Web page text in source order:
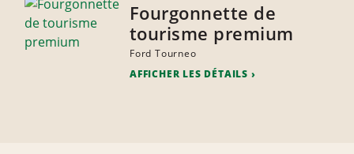
Fourgonnette de
tourisme premium
Ford Tourneo
AFFICHER LES DÉTAILS